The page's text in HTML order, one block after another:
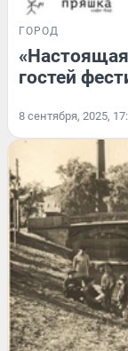
ГОРОД
гостей
8 сентября, 2025,